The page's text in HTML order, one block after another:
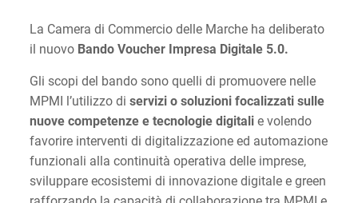
La Camera di Commercio delle Marche ha deliberato
il nuovo Bando Voucher Impresa Digitale 5.0.
Gli scopi del bando sono quelli di promuovere nelle
MPMI l’utilizzo di servizi o soluzioni focalizzati sulle
nuove competenze e tecnologie digitalie volendo
favorire interventi di digitalizzazione ed automazione
funzionali alla continuità operativa delle imprese,
sviluppare ecosistemi di innovazione digitale e green